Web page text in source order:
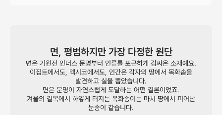
면, 평범하지만 가장 다정한 원단
면은 기원전 인더스 문명부터 인류를 포근하게 감싸온 소재예요.
이집트에서도, 멕시코에서도, 인간은 각자의 땅에서 목화솜을
발견하고 실을 뽑았습니다.
면은 문명이 자연스럽게 도달하는 어떤 결론이었죠.
겨울의 길목에서 하얗게 터지는 목화송이는 마치 땅에서 피어난
눈송이 같습니다.